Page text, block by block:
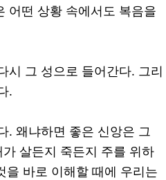
어떤 상황 속에서도 복음을
시 그 성으로 들어간다. 그리
.
. 왜냐하면 좋은 신앙은 그
살든지 죽든지 주를 위하
을 바로 이해할 때에 우리는